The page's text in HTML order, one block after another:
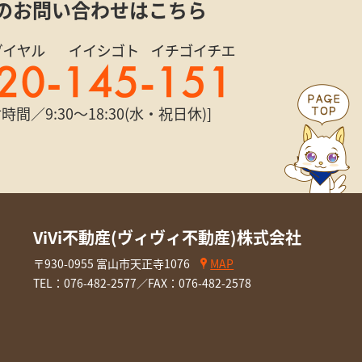
お問い合わせはこちら
間／9:30〜18:30(水・祝日休)]
ViVi不動産(ヴィヴィ不動産)株式会社
〒930-0955 富山市天正寺1076
MAP
TEL：076-482-2577／FAX：076-482-2578